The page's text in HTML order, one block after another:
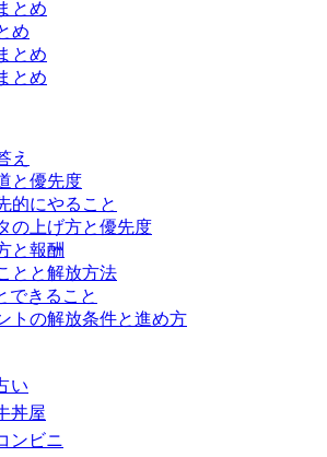
とめ
め
とめ
とめ
え
と優先度
的にやること
の上げ方と優先度
と報酬
とと解放方法
できること
トの解放条件と進め方
い
丼屋
ンビニ